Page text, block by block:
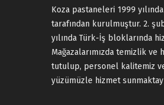
Koza pastaneleri 1999
tarafından kurulmuştur. 2.
yılında Türk-İş bloklarında
Mağazalarımızda temizlik ve
tutulup, personel kalitemiz
yüzümüzle hizmet